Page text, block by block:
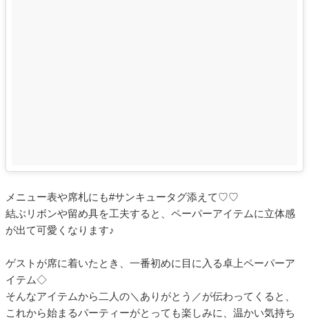
メニュー表や席札にも#サンキュータグ添えて♡♡
結ぶリボンや留め具を工夫すると、ペーパーアイテムに立体感
が出て可愛くなります♪
ゲストが席に着いたとき、一番初めに目に入る卓上ペーパーア
イテム◇
そんなアイテムから二人の＼ありがとう／が伝わってくると、
これから始まるパーティーがとっても楽しみに、温かい気持ち